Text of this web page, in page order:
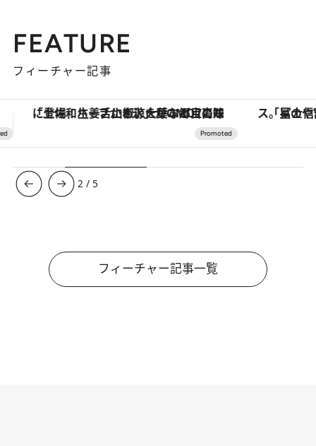
FEATURE
フィーチャー記事
「星のや富士」でデジタルデトックス。冨士信仰の歴史を辿り、心身を調える。 【夏限定ディナーコース】旬を
3 / 5
フィーチャー記事一覧